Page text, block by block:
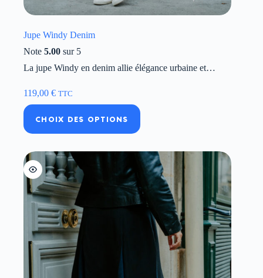
Jupe Windy Denim
Note 5.00 sur 5
La jupe Windy en denim allie élégance urbaine et…
119,00 € TTC
CHOIX DES OPTIONS
Ce
produit
a
variations.
Les
options
peuvent
être
choisies
page
du
produit